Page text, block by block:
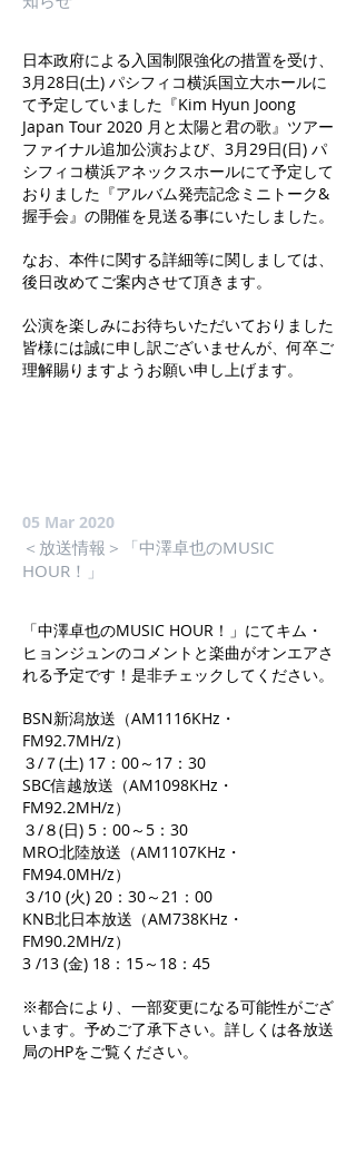
日本政府による入国制限強化の措置を受け、
3月28日(土) パシフィコ横浜国立大ホールに
て予定していました『Kim Hyun Joong
Japan Tour 2020 月と太陽と君の歌』ツアー
ファイナル追加公演および、3月29日(日) パ
シフィコ横浜アネックスホールにて予定して
おりました『アルバム発売記念ミニトーク&
握手会』の開催を見送る事にいたしました。
なお、本件に関する詳細等に関しましては、
後日改めてご案内させて頂きます。
公演を楽しみにお待ちいただいておりました
皆様には誠に申し訳ございませんが、何卒ご
理解賜りますようお願い申し上げます。
05 Mar 2020
＜放送情報＞「中澤卓也のMUSIC
HOUR！」
「中澤卓也のMUSIC HOUR！」にてキム・
ヒョンジュンのコメントと楽曲がオンエアさ
れる予定です！是非チェックしてください。
BSN新潟放送（AM1116KHz・
FM92.7MH/z）
３/７(土) 17：00～17：30
SBC信越放送（AM1098KHz・
FM92.2MH/z）
３/８(日) 5：00～5：30
MRO北陸放送（AM1107KHz・
FM94.0MH/z）
３/10 (火) 20：30～21：00
KNB北日本放送（AM738KHz・
FM90.2MH/z）
3 /13 (金) 18：15～18：45
※都合により、一部変更になる可能性がござ
います。予めご了承下さい。詳しくは各放送
局のHPをご覧ください。